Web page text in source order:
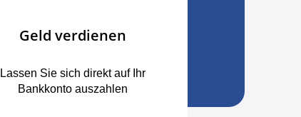
Geld verdienen
Lassen Sie sich direkt auf Ihr
Bankkonto auszahlen